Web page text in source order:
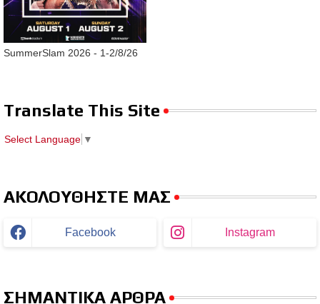
SummerSlam 2026 - 1-2/8/26
Translate This Site
Select Language ▼
ΑΚΟΛΟΥΘΗΣΤΕ ΜΑΣ
Facebook Instagram
ΣΗΜΑΝΤΙΚΑ ΑΡΘΡΑ